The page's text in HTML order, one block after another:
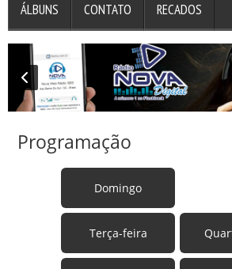
ÁLBUNS CONTATO RECADOS
Programação
Domingo
Terça-feira